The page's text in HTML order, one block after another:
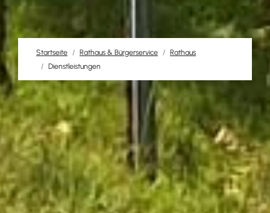
Startseite Rathaus & Bürgerservice
Rathaus
Dienstleistungen